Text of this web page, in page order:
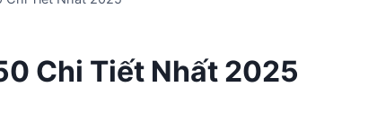
Chi Tiết Nhất 2025